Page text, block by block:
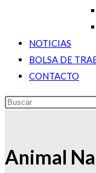
NOTICIAS
BOLSA DE
CONTACTO
Animal